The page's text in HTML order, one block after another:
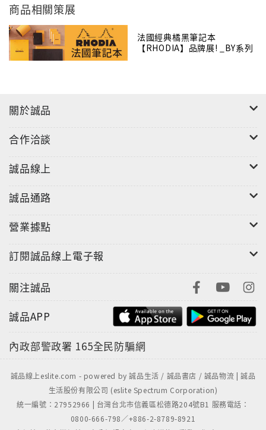
材質：紙
"
商品相關策展
法國經典橘黑筆記本
【RHODIA】品牌展! _BY系列
關於誠品
合作洽談
誠品線上
誠品通路
營業據點
訂閱誠品線上電子報
關注誠品
誠品APP
內政部警政署 165全民防騙網
誠品線上eslite.com - powered by 誠品生活 / 誠品書店 / 誠品物流 | 誠品
生活股份有限公司 (eslite Spectrum Corporation)
統一編號：27952966 | 台灣台北市信義區松德路204號B1 服務電話：
0800-666-798／+886-2-8789-8921